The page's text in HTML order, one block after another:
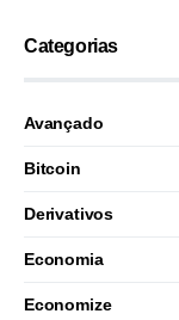
Categorias
Avançado
Bitcoin
Derivativos
Economia
Economize